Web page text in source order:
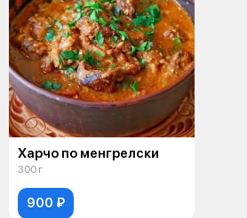
Харчо по менгрелски
300 г
900 ₽